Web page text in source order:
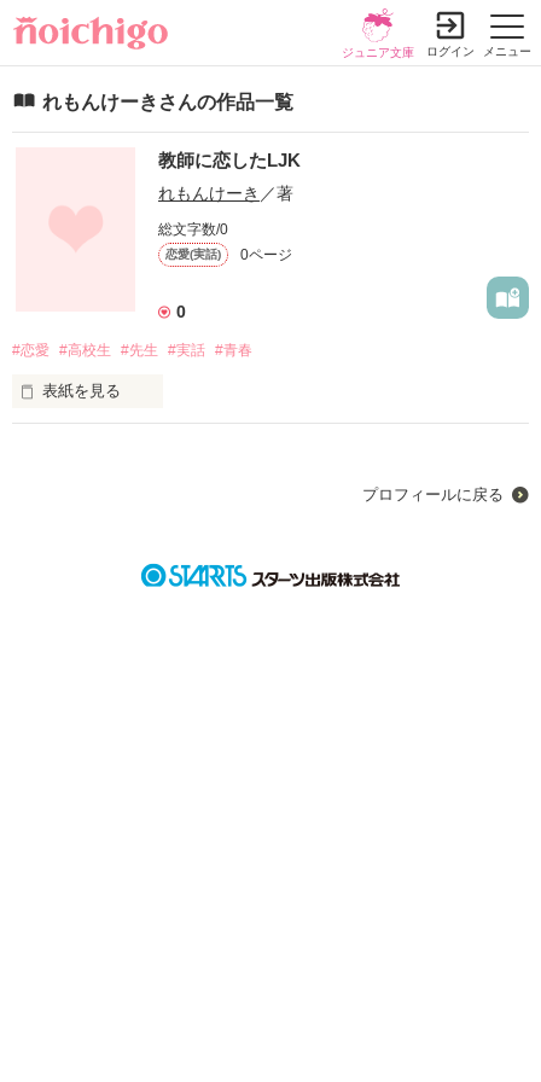
メニュー
ジュニア文庫 ログイン
れもんけーきさんの作品一覧
教師に恋したLJK
れもんけーき ／著
総文字数/0
恋愛(実話) 0ページ
0
#恋愛 #高校生 #先生 #実話 #青春
表紙を見る
プロフィールに戻る